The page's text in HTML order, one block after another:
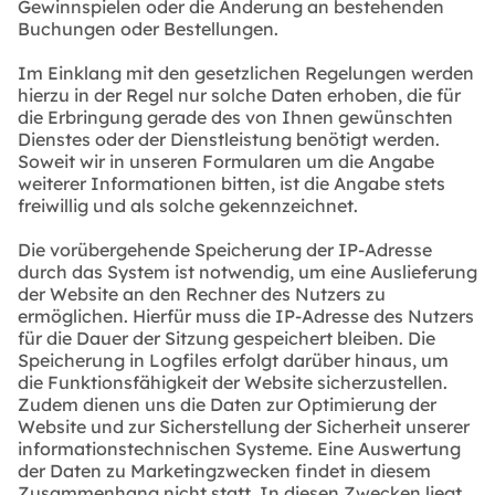
Gewinnspielen oder die Änderung an bestehenden
Buchungen oder Bestellungen.
Im Einklang mit den gesetzlichen Regelungen werden
hierzu in der Regel nur solche Daten erhoben, die für
die Erbringung gerade des von Ihnen gewünschten
Dienstes oder der Dienstleistung benötigt werden.
Soweit wir in unseren Formularen um die Angabe
weiterer Informationen bitten, ist die Angabe stets
freiwillig und als solche gekennzeichnet.
Die vorübergehende Speicherung der IP-Adresse
durch das System ist notwendig, um eine Auslieferung
der Website an den Rechner des Nutzers zu
ermöglichen. Hierfür muss die IP-Adresse des Nutzers
für die Dauer der Sitzung gespeichert bleiben. Die
Speicherung in Logfiles erfolgt darüber hinaus, um
die Funktionsfähigkeit der Website sicherzustellen.
Zudem dienen uns die Daten zur Optimierung der
Website und zur Sicherstellung der Sicherheit unserer
informationstechnischen Systeme. Eine Auswertung
der Daten zu Marketingzwecken findet in diesem